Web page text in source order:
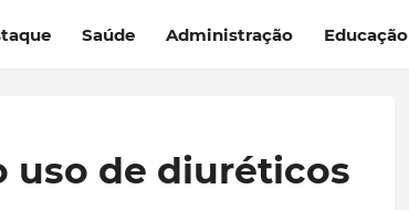
Saúde Administração Educação
uso de diuréticos